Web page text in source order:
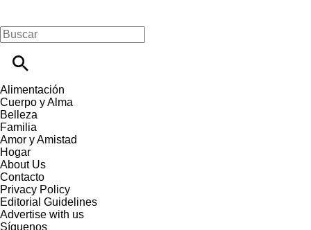
Alimentación
Cuerpo y Alma
Belleza
Familia
Amor y Amistad
Hogar
About Us
Contacto
Privacy Policy
Editorial Guidelines
Advertise with us
Síguenos